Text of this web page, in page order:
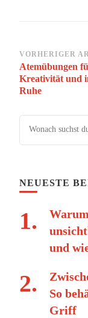
VORHERIGER
Atemübungen
Kreativität und
Ruhe
Suchst du nach
NEUESTE
und
So
Griff